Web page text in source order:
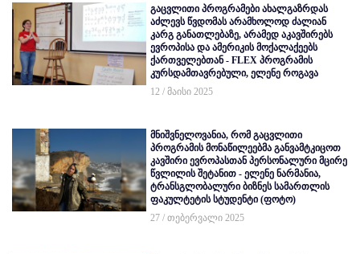
გაცვლითი პროგრამები ახალგაზრდას
აძლევს წვდომას არამხოლოდ ძალიან
კარგ განათლებაზე, არამედ აკავშირებს
ევროპისა და ამერიკის მოქალაქეებს
ქართველებთან - FLEX პროგრამის
კურსდამთავრებული, ელენე როგავა
12 / მაისი 2025
მნიშვნელოვანია, რომ გაცვლითი
პროგრამის მონაწილეებმა განვამტკიცოთ
კავშირი ევროპასთან პერსონალური მცირე
წვლილის შეტანით - ელენე ნარმანია,
ტრანსგლობალური ბიზნეს სამართლის
ფაკულტეტის სტუდენტი (ფოტო)
27 / თებერვალი 2025